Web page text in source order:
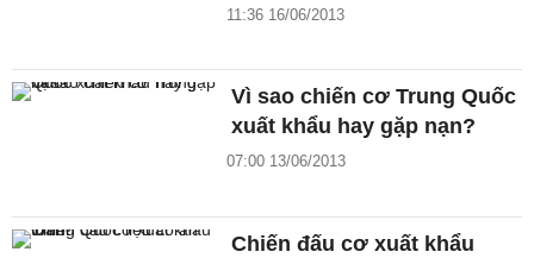
11:36 16/06/2013
Vì sao chiến cơ Trung Quốc
xuất khẩu hay gặp nạn?
07:00 13/06/2013
Chiến đấu cơ xuất khẩu